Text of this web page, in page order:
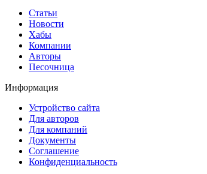
Статьи
Новости
Хабы
Компании
Авторы
Песочница
Информация
Устройство сайта
Для авторов
Для компаний
Документы
Соглашение
Конфиденциальность